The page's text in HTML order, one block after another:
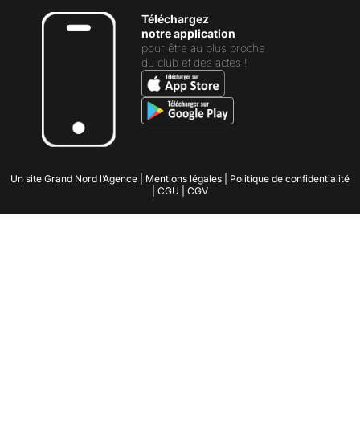
Téléchargez
notre application
pour être au plus proche
du club et des actes !
Un site Grand Nord l’Agence Mentions légales
Politique de confidentialité
CGU CGV